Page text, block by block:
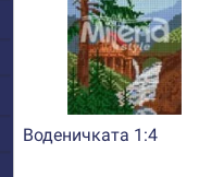
Воденичката 1:4